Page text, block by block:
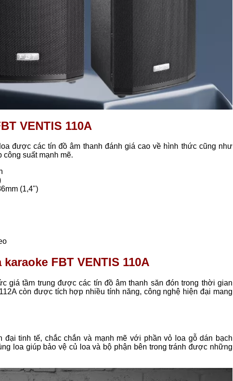
VENTIS 110A
được các tín đồ âm thanh đánh giá cao về hình thức cũng như
suất mạnh mẽ.
(1,4")
FBT VENTIS 110A
giá tầm trung được các tín đồ âm thanh săn đón trong thời gian
còn được tích hợp nhiều tính năng, công nghệ hiện đại mang
tinh tế, chắc chắn và mạnh mẽ với phần vỏ loa gỗ dán bạch
loa giúp bảo vệ củ loa và bộ phận bên trong tránh được những